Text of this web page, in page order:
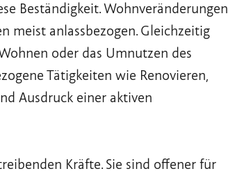
Beständigkeit. Wohnveränderungen
meist anlassbezogen. Gleichzeitig
oder das Umnutzen des
Tätigkeiten wie Renovieren,
Ausdruck einer aktiven
Kräfte. Sie sind offener für